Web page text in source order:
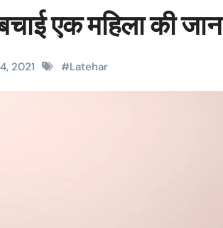
एक महिला की जान
2021 #Latehar